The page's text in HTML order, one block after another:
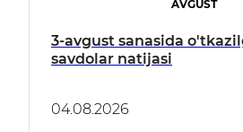
AVGUST
3-avgust sanasida
savdolar natijasi
04.08.2026